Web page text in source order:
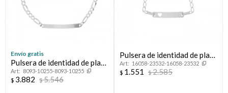
Envío gratis
Pulsera de identidad de plata
925.8093-10255-8093-10255
$ 3.882 $5.546
Pulsera de identidad de plata
925 de niña.
16058-23532-16058-23532
$ 1.551 $2.585